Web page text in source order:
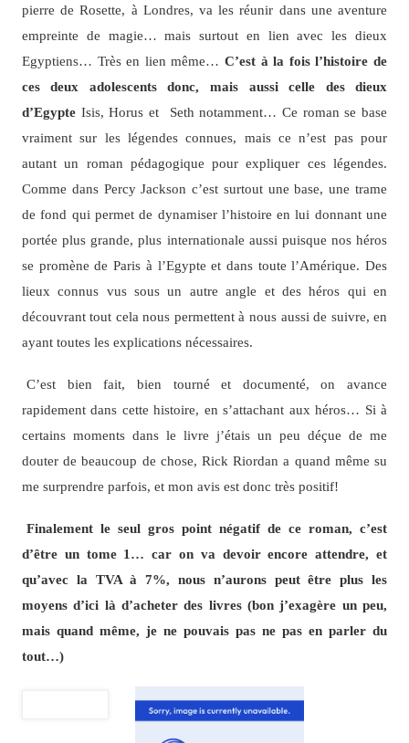
pierre de Rosette, à Londres, va les réunir dans une aventure
empreinte de magie… mais surtout en lien avec les dieux
Egyptiens… Très en lien même… C’est à la fois l’histoire de
ces deux adolescents donc, mais aussi celle des dieux
d’EgypteIsis, Horus et Seth notamment… Ce roman se base
vraiment sur les légendes connues, mais ce n’est pas pour
autant un roman pédagogique pour expliquer ces légendes.
Comme dans Percy Jackson c’est surtout une base, une trame
de fond qui permet de dynamiser l’histoire en lui donnant une
portée plus grande, plus internationale aussi puisque nos héros
se promène de Paris à l’Egypte et dans toute l’Amérique. Des
lieux connus vus sous un autre angle et des héros qui en
découvrant tout cela nous permettent à nous aussi de suivre, en
ayant toutes les explications nécessaires.
C’est bien fait, bien tourné et documenté, on avance
rapidement dans cette histoire, en s’attachant aux héros… Si à
certains moments dans le livre j’étais un peu déçue de me
douter de beaucoup de chose, Rick Riordan a quand même su
me surprendre parfois, et mon avis est donc très positif!
Finalement le seul gros point négatif de ce roman, c’est
d’être un tome 1… car on va devoir encore attendre, et
qu’avec la TVA à 7%, nous n’aurons peut être plus les
moyens d’ici là d’acheter des livres (bon j’exagère un peu,
mais quand même, je ne pouvais pas ne pas en parler du
tout…)